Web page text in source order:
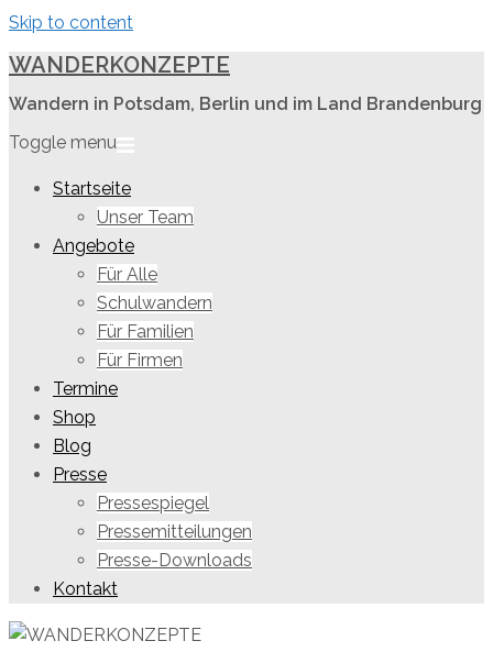
Skip to content
WANDERKONZEPTE
Wandern in Potsdam, Berlin und im Land Brandenburg
Toggle menu
Startseite
Unser Team
Angebote
Für Alle
Schulwandern
Für Familien
Für Firmen
Termine
Shop
Blog
Presse
Pressespiegel
Pressemitteilungen
Presse-Downloads
Kontakt